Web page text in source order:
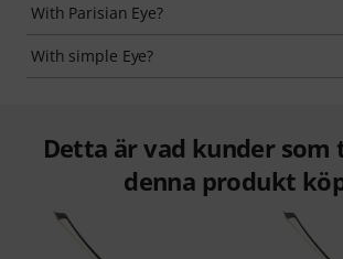
With Parisian Eye?
With simple Eye?
Detta är vad kunder
denna produkt